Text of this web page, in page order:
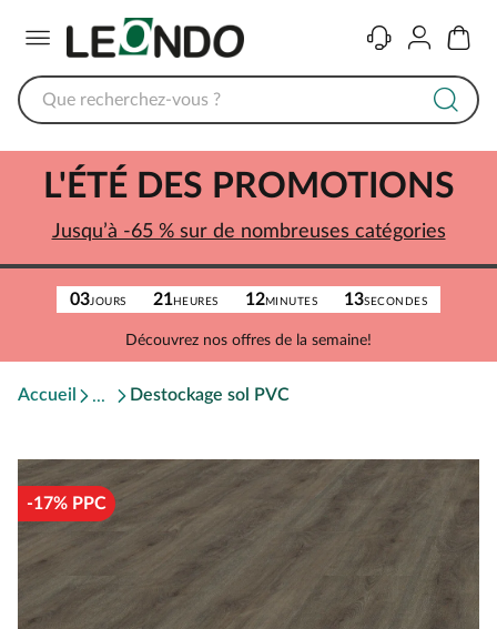
ContactComptePanier
03JOURS 21HEURES 12MINUTES 13SECONDES
Découvrez nos offres de la semaine!
L'ÉTÉ DES PROMOTIONS
Jusqu’à -65 % sur de nombreuses catégories
Accueil Destockage sol PVC
-17% PPC